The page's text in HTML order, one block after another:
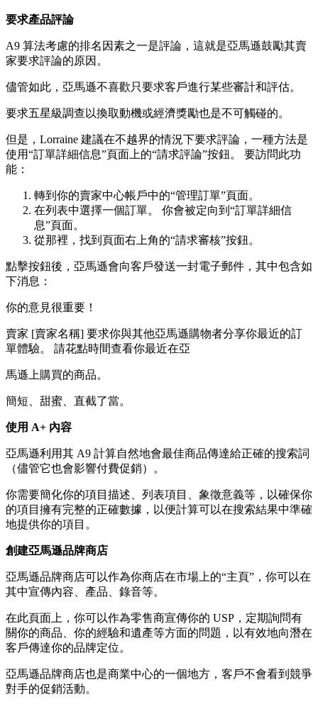
要求產品評論
A9 算法考慮的排名因素之一是評論，這就是亞馬遜鼓勵其賣
家要求評論的原因。
儘管如此，亞馬遜不喜歡只要求客戶進行某些審計和評估。
要求五星級調查以換取動機或經濟獎勵也是不可觸碰的。
但是，Lorraine 建議在不越界的情況下要求評論，一種方法是
使用“訂單詳細信息”頁面上的“請求評論”按鈕。 要訪問此功
能：
轉到你的賣家中心帳戶中的“管理訂單”頁面。
在列表中選擇一個訂單。 你會被定向到“訂單詳細信
息”頁面。
從那裡，找到頁面右上角的“請求審核”按鈕。
點擊按鈕後，亞馬遜會向客戶發送一封電子郵件，其中包含如
下消息：
你的意見很重要！
賣家 [賣家名稱] 要求你與其他亞馬遜購物者分享你最近的訂
單體驗。 請花點時間查看你最近在亞
馬遜上購買的商品。
簡短、甜蜜、直截了當。
使用 A+ 內容
亞馬遜利用其 A9 計算自然地會最佳商品傳達給正確的搜索詞
（儘管它也會影響付費促銷）。
你需要簡化你的項目描述、列表項目、象徵意義等，以確保你
的項目擁有完整的正確數據，以便計算可以在搜索結果中準確
地提供你的項目。
創建亞馬遜品牌商店
亞馬遜品牌商店可以作為你商店在市場上的“主頁”，你可以在
其中宣傳內容、產品、錄音等。
在此頁面上，你可以作為零售商宣傳你的 USP，定期詢問有
關你的商品、你的經驗和遺產等方面的問題，以有效地向潛在
客戶傳達你的品牌定位。
亞馬遜品牌商店也是商業中心的一個地方，客戶不會看到競爭
對手的促銷活動。